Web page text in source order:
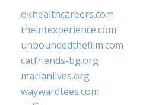
okhealthcareers.com
theintexperience.com
unboundedthefilm.com
catfriends-bg.org
marianlives.org
waywardtees.com